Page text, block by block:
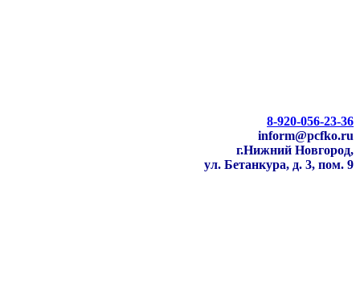
8-920-056-23-36
inform@pcfko.ru
г.Нижний Новгород,
ул. Бетанкура, д. 3, пом. 9